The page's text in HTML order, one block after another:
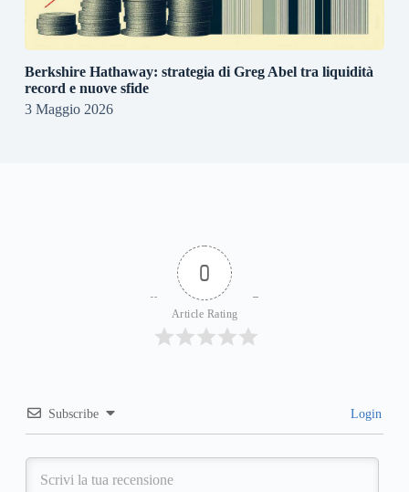
Berkshire Hathaway: strategia di Greg Abel tra liquidità
record e nuove sfide
3 Maggio 2026
0
Article Rating
Subscribe Login